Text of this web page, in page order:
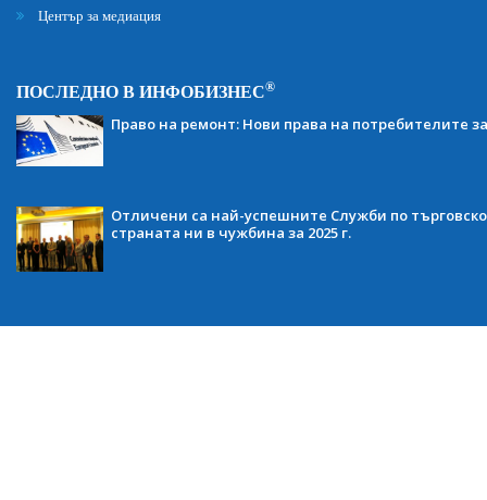
Център за медиация
ПОСЛЕДНО В ИНФОБИЗНЕС®
Право на ремонт: Нови права на потребителите
Отличени са най-успешните Служби по
страната ни в чужбина за 2025 г.